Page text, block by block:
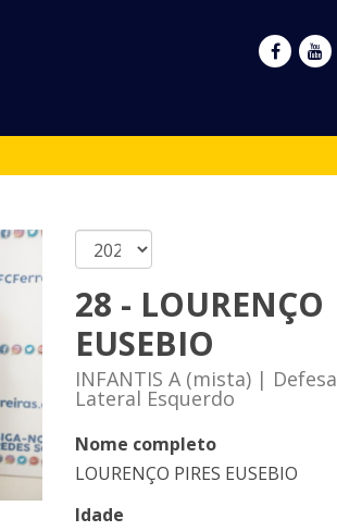
28 - LOURENÇO
EUSEBIO
INFANTIS A (mista) | Defesa
Lateral Esquerdo
Nome completo
LOURENÇO PIRES EUSEBIO
Idade